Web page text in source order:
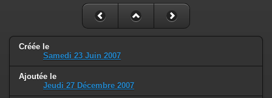
Créée le
Samedi 23 Juin 2007
Ajoutée le
Jeudi 27 Décembre 2007